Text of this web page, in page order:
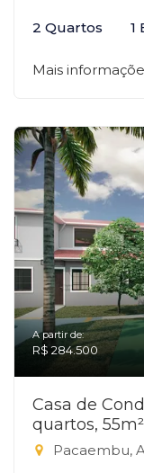
2 Quartos 1
Mais
A partir de:
R$ 284.500
Casa de
quartos, 55m²
Pacaembu,